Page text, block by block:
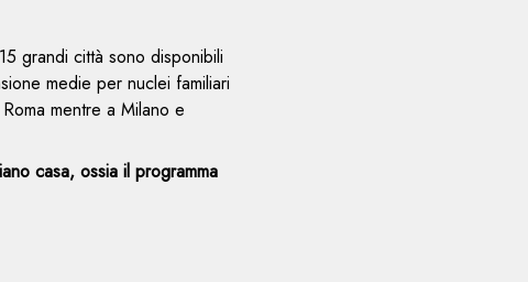
grandi città sono disponibili
medie per nuclei familiari
mentre a Milano e
casa, ossia il programma